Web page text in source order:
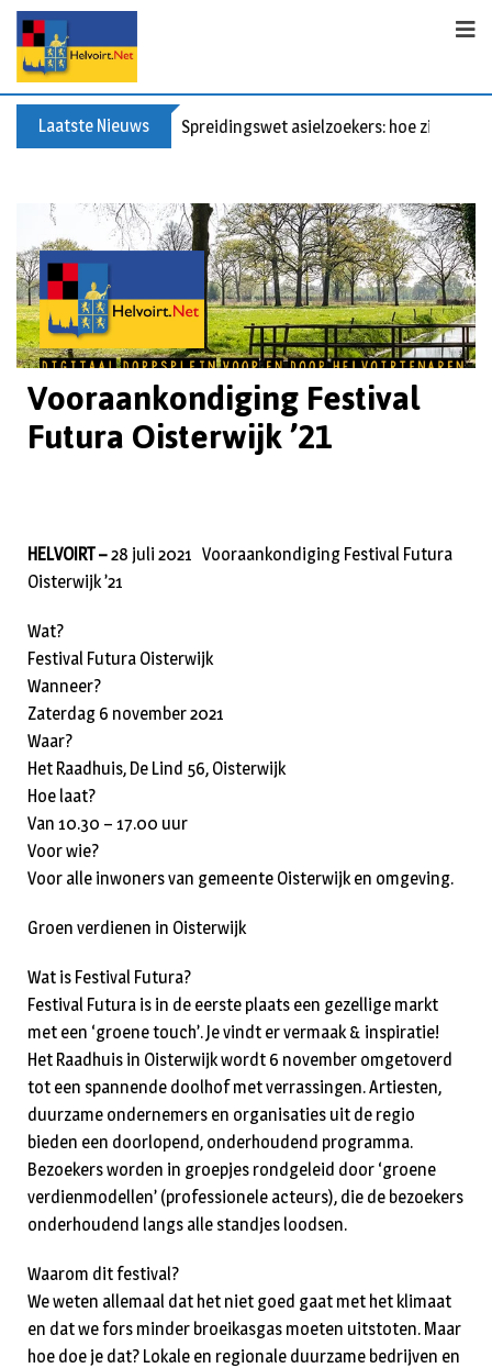
Laatste Nieuws Bericht voor de leden van Vereniging 55+
Vooraankondiging Festival
Futura Oisterwijk ’21
HELVOIRT –28 juli 2021 Vooraankondiging Festival Futura
Oisterwijk ’21
Wat?
Festival Futura Oisterwijk
Wanneer?
Zaterdag 6 november 2021
Waar?
Het Raadhuis, De Lind 56, Oisterwijk
Hoe laat?
Van 10.30 – 17.00 uur
Voor wie?
Voor alle inwoners van gemeente Oisterwijk en omgeving.
Groen verdienen in Oisterwijk
Wat is Festival Futura?
Festival Futura is in de eerste plaats een gezellige markt
met een ‘groene touch’. Je vindt er vermaak & inspiratie!
Het Raadhuis in Oisterwijk wordt 6 november omgetoverd
tot een spannende doolhof met verrassingen. Artiesten,
duurzame ondernemers en organisaties uit de regio
bieden een doorlopend, onderhoudend programma.
Bezoekers worden in groepjes rondgeleid door ‘groene
verdienmodellen’ (professionele acteurs), die de bezoekers
onderhoudend langs alle standjes loodsen.
Waarom dit festival?
We weten allemaal dat het niet goed gaat met het klimaat
en dat we fors minder broeikasgas moeten uitstoten. Maar
hoe doe je dat? Lokale en regionale duurzame bedrijven en